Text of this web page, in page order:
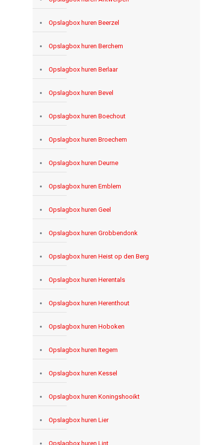
Opslagbox huren Beerzel
Opslagbox huren Berchem
Opslagbox huren Berlaar
Opslagbox huren Bevel
Opslagbox huren Boechout
Opslagbox huren Broechem
Opslagbox huren Deurne
Opslagbox huren Emblem
Opslagbox huren Geel
Opslagbox huren Grobbendonk
Opslagbox huren Heist op den Berg
Opslagbox huren Herentals
Opslagbox huren Herenthout
Opslagbox huren Hoboken
Opslagbox huren Itegem
Opslagbox huren Kessel
Opslagbox huren Koningshooikt
Opslagbox huren Lier
Opslagbox huren Lint